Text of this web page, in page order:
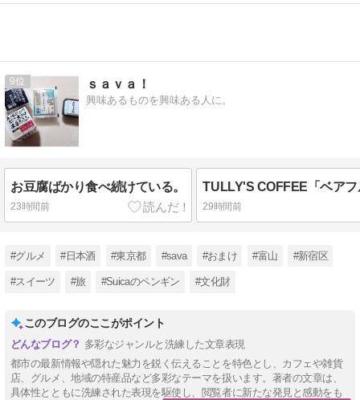
9 ｓａｖａ！
興味あるものを興味ある人に。
お豆腐ばかり食べ続けている。
23時間前 29時間前
#グルメ #日本酒 #東京都 #sava #おまけ #富山 #新宿区
#スイーツ #旅 #Suicaのペンギン #文化財
このブログのここがポイント
多彩なジャンルと洗練した文章表現
都市の最新情報や隠れた魅力を鋭く伝えることを特色とし、カフェや雑貨
店、グルメ、地域の特産品など多彩なテーマを扱います。著者の文章は、
具体性とともに洗練された表現を駆使し、閲覧者に新たな発見と感動をも